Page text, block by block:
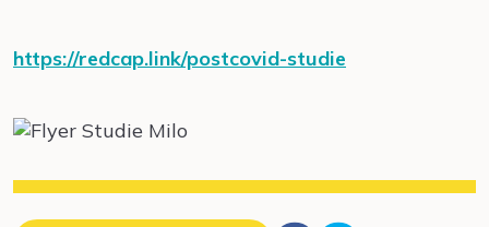
https://redcap.link/postcovid-studie